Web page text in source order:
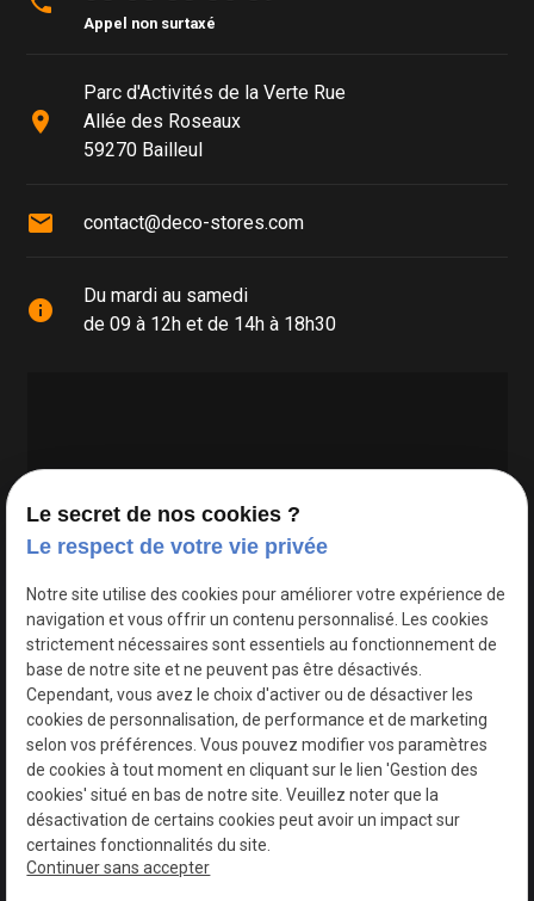
Appel non surtaxé
place
Parc d'Activités de la Verte Rue
Allée des Roseaux
59270 Bailleul
mail contact@deco-stores.com
info
Du mardi au samedi
de 09 à 12h et de 14h à 18h30
Google Maps Search API est désactivé.
Le secret de nos cookies ?
Le respect de votre vie privée
Notre site utilise des cookies pour améliorer votre expérience de
navigation et vous offrir un contenu personnalisé. Les cookies
strictement nécessaires sont essentiels au fonctionnement de
base de notre site et ne peuvent pas être désactivés.
Cependant, vous avez le choix d'activer ou de désactiver les
cookies de personnalisation, de performance et de marketing
selon vos préférences. Vous pouvez modifier vos paramètres
de cookies à tout moment en cliquant sur le lien 'Gestion des
cookies' situé en bas de notre site. Veuillez noter que la
désactivation de certains cookies peut avoir un impact sur
certaines fonctionnalités du site.
Continuer sans accepter